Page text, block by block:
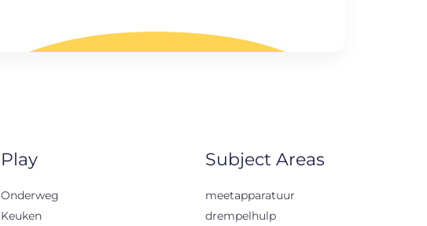
Play
Onderweg
Keuken
Subject Areas
meetapparatuur
drempelhulp